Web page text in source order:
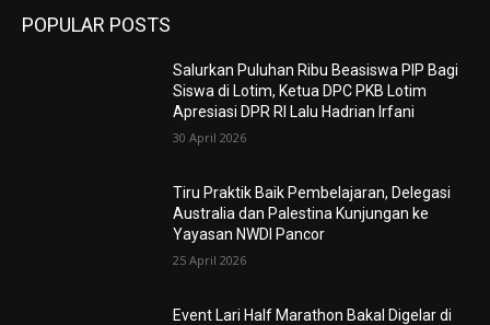
POPULAR POSTS
Salurkan Puluhan Ribu Beasiswa PIP Bagi
Siswa di Lotim, Ketua DPC PKB Lotim
Apresiasi DPR RI Lalu Hadrian Irfani
30 April 2026
Tiru Praktik Baik Pembelajaran, Delegasi
Australia dan Palestina Kunjungan ke
Yayasan NWDI Pancor
25 April 2026
Event Lari Half Marathon Bakal Digelar di